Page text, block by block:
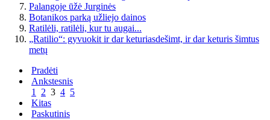
Palangoje ūžė Jurginės
Botanikos parką užliejo dainos
Ratilėli, ratilėli, kur tu augai...
„Ratilio“: gyvuokit ir dar keturiasdešimt, ir dar keturis šimtus
metų
Pradėti
Ankstesnis
1
2 3 4 5
Kitas
Paskutinis